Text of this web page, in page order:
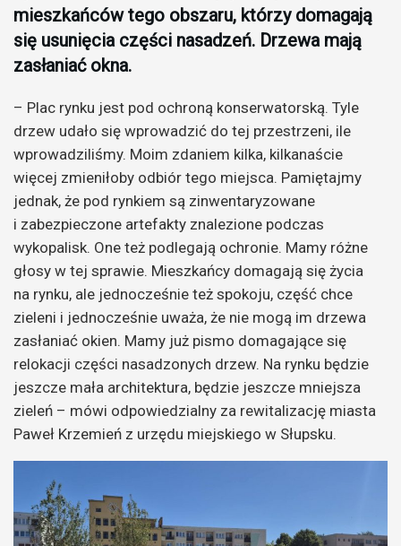
mieszkańców tego obszaru, którzy domagają
się usunięcia części nasadzeń. Drzewa mają
zasłaniać okna.
– Plac rynku jest pod ochroną konserwatorską. Tyle
drzew udało się wprowadzić do tej przestrzeni, ile
wprowadziliśmy. Moim zdaniem kilka, kilkanaście
więcej zmieniłoby odbiór tego miejsca. Pamiętajmy
jednak, że pod rynkiem są zinwentaryzowane
i zabezpieczone artefakty znalezione podczas
wykopalisk. One też podlegają ochronie. Mamy różne
głosy w tej sprawie. Mieszkańcy domagają się życia
na rynku, ale jednocześnie też spokoju, część chce
zieleni i jednocześnie uważa, że nie mogą im drzewa
zasłaniać okien. Mamy już pismo domagające się
relokacji części nasadzonych drzew. Na rynku będzie
jeszcze mała architektura, będzie jeszcze mniejsza
zieleń – mówi odpowiedzialny za rewitalizację miasta
Paweł Krzemień z urzędu miejskiego w Słupsku.